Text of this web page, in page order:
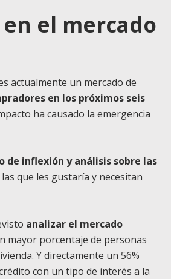
en el mercado
actualmente un mercado de
en los próximos seis
ha causado la emergencia
de inflexión y análisis sobre las
que les gustaría y necesitan
analizar el mercado
mayor porcentaje de personas
Y directamente un 56%
con un tipo de interés a la